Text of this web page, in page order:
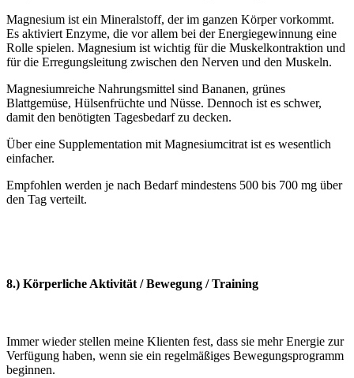
Magnesium ist ein Mineralstoff, der im ganzen Körper vorkommt.
Es aktiviert Enzyme, die vor allem bei der Energiegewinnung eine
Rolle spielen. Magnesium ist wichtig für die Muskelkontraktion und
für die Erregungsleitung zwischen den Nerven und den Muskeln.
Magnesiumreiche Nahrungsmittel sind Bananen, grünes
Blattgemüse, Hülsenfrüchte und Nüsse. Dennoch ist es schwer,
damit den benötigten Tagesbedarf zu decken.
Über eine Supplementation mit Magnesiumcitrat ist es wesentlich
einfacher.
Empfohlen werden je nach Bedarf mindestens 500 bis 700 mg über
den Tag verteilt.
8.) Körperliche Aktivität / Bewegung / Training
Immer wieder stellen meine Klienten fest, dass sie mehr Energie zur
Verfügung haben, wenn sie ein regelmäßiges Bewegungsprogramm
beginnen.